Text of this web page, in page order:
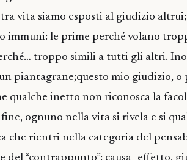
vita siamo esposti al giudizio
immuni: le prime perché volano
troppo simili a tutti gli altri.
piantagrane;questo mio giudizio, o
qualche inetto non riconosca la
ognuno nella vita si rivela e si
che rientri nella categoria del